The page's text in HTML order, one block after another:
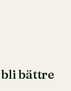
bli bättre